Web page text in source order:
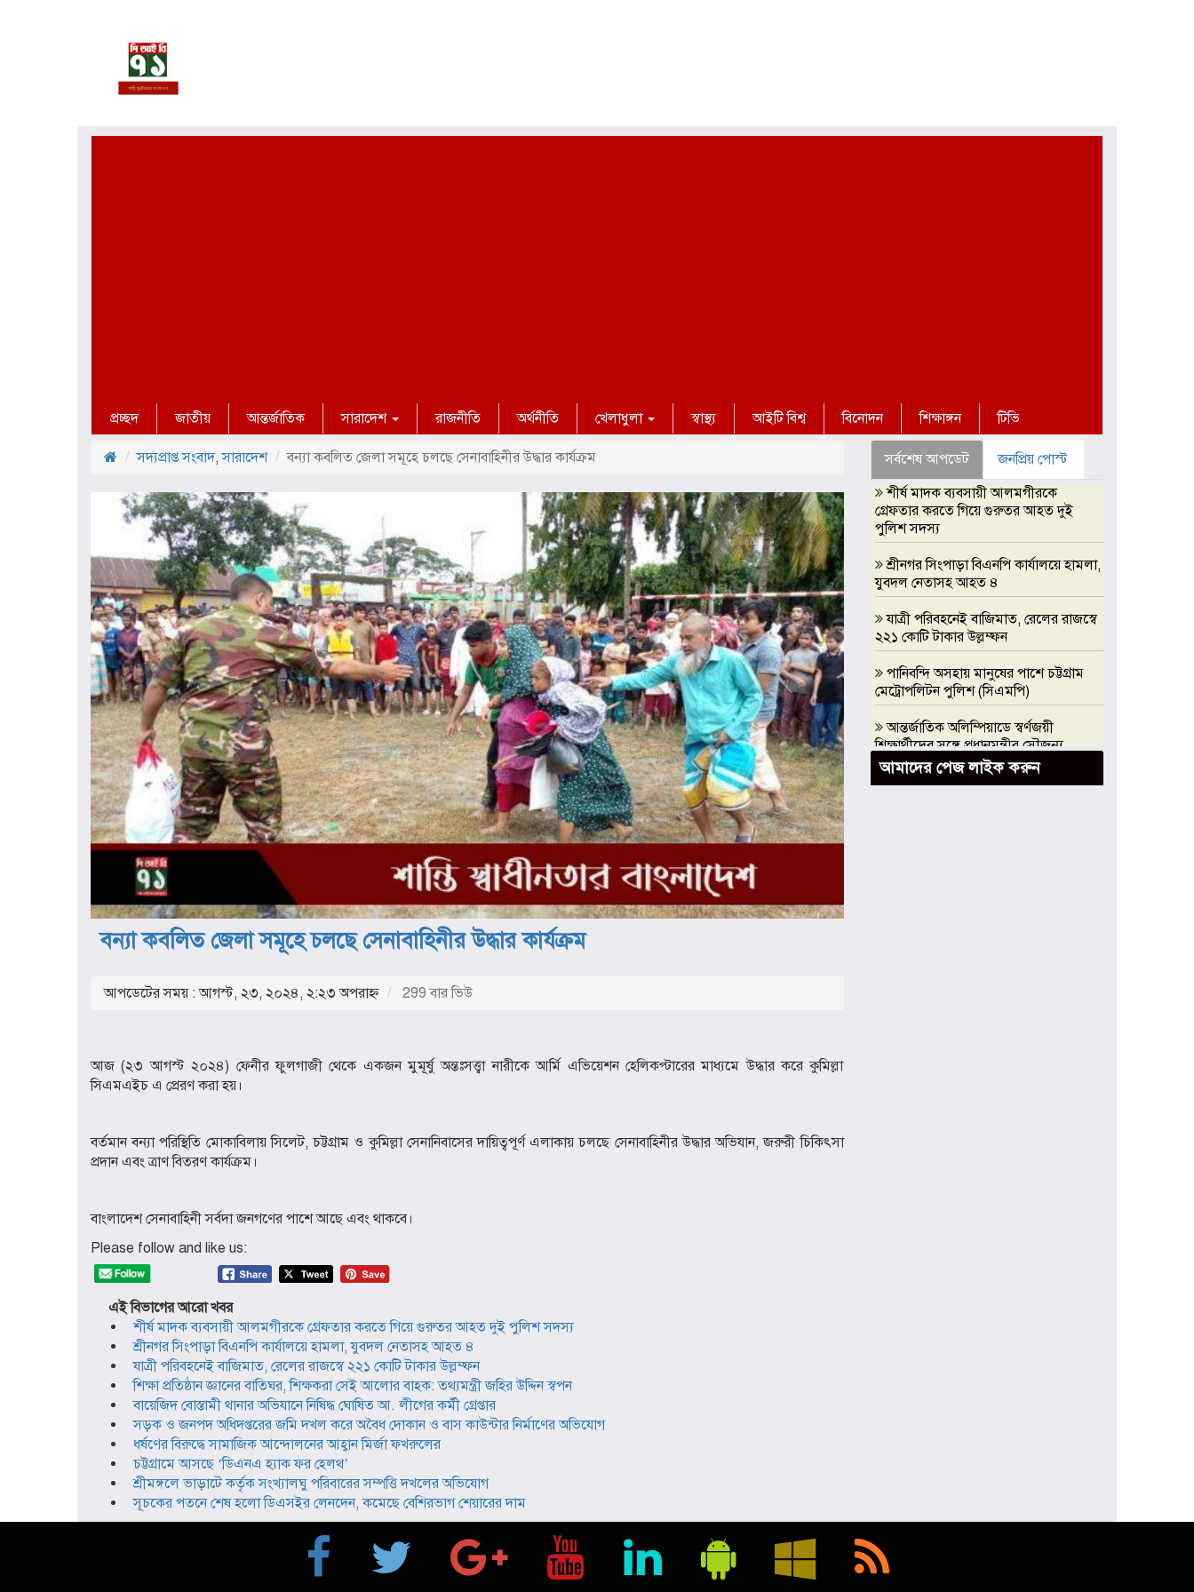
প্রচ্ছদ জাতীয় আন্তর্জাতিক সারাদেশ রাজনীতি অর্থনীতি খেলাধুলা স্বাস্থ্য আইটি বিশ্ব বিনোদন শিক্ষাঙ্গন টিভি
সদ্যপ্রাপ্ত সংবাদ,সারাদেশ বন্যা কবলিত জেলা সমূহে চলছে সেনাবাহিনীর উদ্ধার কার্যক্রম
বন্যা কবলিত জেলা সমূহে চলছে সেনাবাহিনীর উদ্ধার কার্যক্রম
আপডেটের সময় : আগস্ট, ২৩, ২০২৪, ২:২৩ অপরাহ্ণ 299 বার ভিউ
আজ (২৩ আগস্ট ২০২৪) ফেনীর ফুলগাজী থেকে একজন মুমূর্ষু অন্তঃসত্ত্বা নারীকে আর্মি এভিয়েশন হেলিকপ্টারের মাধ্যমে উদ্ধার করে কুমিল্লা
সিএমএইচ এ প্রেরণ করা হয়।
বর্তমান বন্যা পরিস্থিতি মোকাবিলায় সিলেট, চট্টগ্রাম ও কুমিল্লা সেনানিবাসের দায়িত্বপূর্ণ এলাকায় চলছে সেনাবাহিনীর উদ্ধার অভিযান, জরুরী চিকিৎসা
প্রদান এবং ত্রাণ বিতরণ কার্যক্রম।
বাংলাদেশ সেনাবাহিনী সর্বদা জনগণের পাশে আছে এবং থাকবে।
Please follow and like us:
এই বিভাগের আরো খবর
শীর্ষ মাদক ব্যবসায়ী আলমগীরকে গ্রেফতার করতে গিয়ে গুরুতর আহত দুই পুলিশ সদস্য
শ্রীনগর সিংপাড়া বিএনপি কার্যালয়ে হামলা, যুবদল নেতাসহ আহত ৪
যাত্রী পরিবহনেই বাজিমাত, রেলের রাজস্বে ২২১ কোটি টাকার উল্লম্ফন
শিক্ষা প্রতিষ্ঠান জ্ঞানের বাতিঘর, শিক্ষকরা সেই আলোর বাহক: তথ্যমন্ত্রী জহির উদ্দিন স্বপন
বায়েজিদ বোস্তামী থানার অভিযানে নিষিদ্ধ ঘোষিত আ. লীগের কর্মী গ্রেপ্তার
সড়ক ও জনপদ অধিদপ্তরের জমি দখল করে অবৈধ দোকান ও বাস কাউন্টার নির্মাণের অভিযোগ
ধর্ষণের বিরুদ্ধে সামাজিক আন্দোলনের আহ্বান মির্জা ফখরুলের
চট্টগ্রামে আসছে ‘ডিএনএ হ্যাক ফর হেলথ’
শ্রীমঙ্গলে ভাড়াটে কর্তৃক সংখ্যালঘু পরিবারের সম্পত্তি দখলের অভিযোগ
সূচকের পতনে শেষ হলো ডিএসইর লেনদেন, কমেছে বেশিরভাগ শেয়ারের দাম
সর্বশেষ আপডেট
জনপ্রিয় পোস্ট
শীর্ষ মাদক ব্যবসায়ী আলমগীরকে
গ্রেফতার করতে গিয়ে গুরুতর আহত দুই
পুলিশ সদস্য
শ্রীনগর সিংপাড়া বিএনপি কার্যালয়ে হামলা,
যুবদল নেতাসহ আহত ৪
যাত্রী পরিবহনেই বাজিমাত, রেলের রাজস্বে
২২১ কোটি টাকার উল্লম্ফন
পানিবন্দি অসহায় মানুষের পাশে চট্টগ্রাম
মেট্রোপলিটন পুলিশ (সিএমপি)
আন্তর্জাতিক অলিম্পিয়াডে স্বর্ণজয়ী
শিক্ষার্থীদের সঙ্গে প্রধানমন্ত্রীর সৌজন্য
সাক্ষাৎ, এআই অলিম্পিয়াডে সরকারি
সহযোগিতার আশ্বাস
আমাদের পেজ লাইক করুন